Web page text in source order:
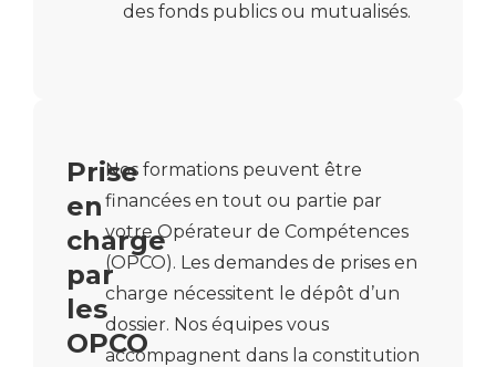
des fonds publics ou mutualisés.
Prise
en
charge
par
les
OPCO
Nos formations peuvent être
financées en tout ou partie par
votre Opérateur de Compétences
(OPCO). Les demandes de prises en
charge nécessitent le dépôt d’un
dossier. Nos équipes vous
accompagnent dans la constitution